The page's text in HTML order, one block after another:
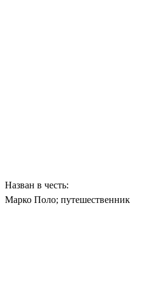
Назван в честь:
Марко Поло; путешественник